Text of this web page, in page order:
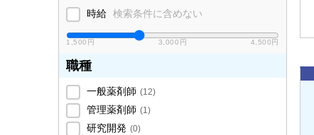
時給 検索条件に含めない
1,500円 3,000円 4,500円
職種
一般薬剤師 (12)
管理薬剤師 (1)
研究開発 (0)